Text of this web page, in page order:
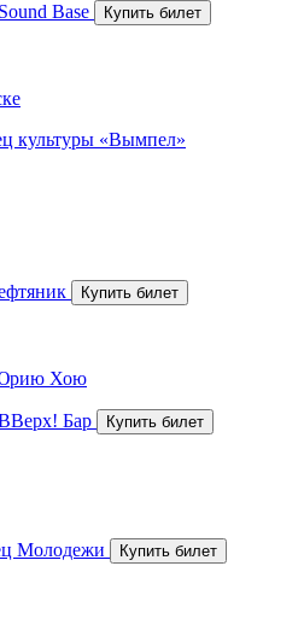
Base
культуры «Вымпел»
Юрию Хою
Бар
Молодежи